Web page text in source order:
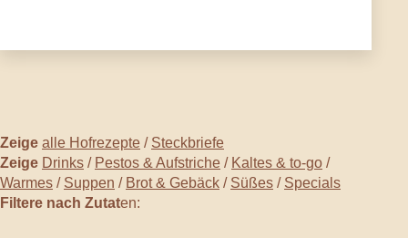
Zeige alle Hofrezepte / Steckbriefe
Zeige Drinks / Pestos & Aufstriche / Kaltes & to-go /
Warmes / Suppen / Brot & Gebäck / Süßes / Specials
Filtere nach Zutaten: